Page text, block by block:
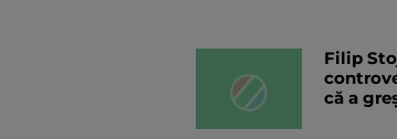
Filip
că a